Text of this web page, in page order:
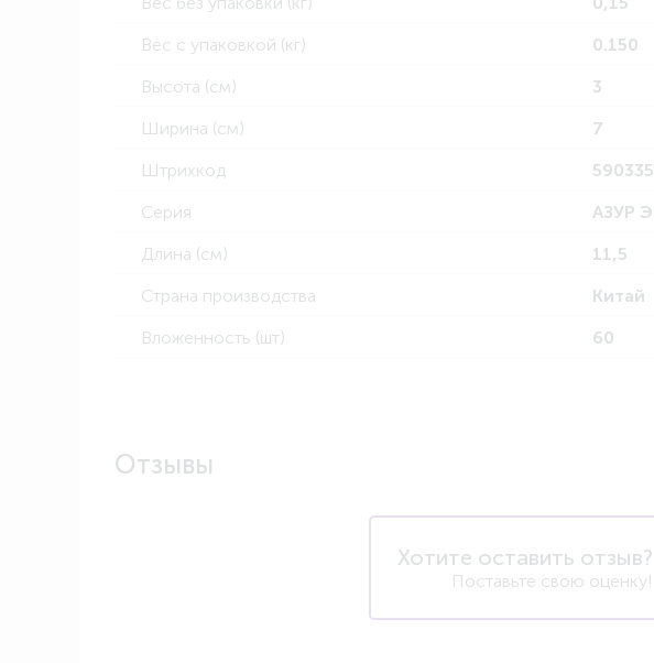
Вес с упаковкой (кг)
0.150
Высота (см)
3
Ширина (см)
7
Штрихкод
Серия
АЗУР
Длина (см)
11,5
Страна производства
Китай
Вложенность (шт)
60
Отзывы
Хотите оставить отзыв?
Поставьте свою оценку!